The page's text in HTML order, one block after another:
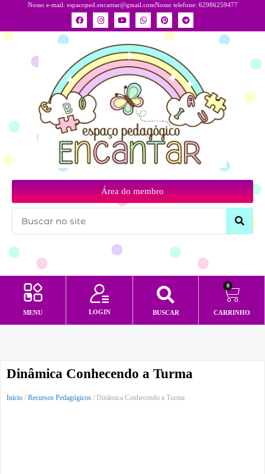
Nosso e-mail: espacoped.encantar@gmail.comNosso telefone: 62986259477
Área do membro
MENU LOGIN BUSCAR
0
CARRINHO
Dinâmica Conhecendo a Turma
Início / Recursos Pedagógicos / Dinâmica Conhecendo a Turma